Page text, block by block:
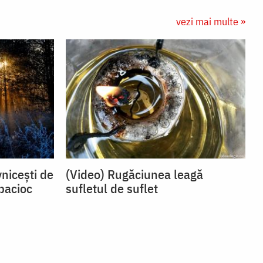
vezi mai multe »
de
(Video) Rugăciunea leagă
sufletul de suflet